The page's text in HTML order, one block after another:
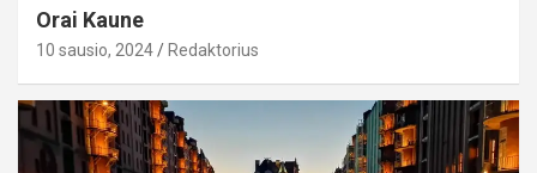
Orai Kaune
10 sausio, 2024 Redaktorius